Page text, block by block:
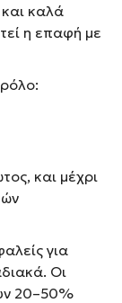
καλά
η επαφή με
και μέχρι
για
Οι
20–50%